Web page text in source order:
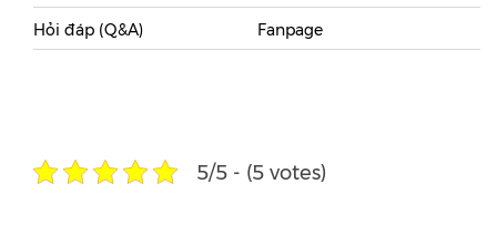
Hỏi đáp (Q&A) Fanpage
5/5 - (5 votes)